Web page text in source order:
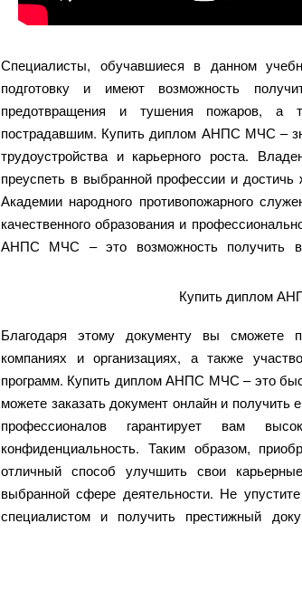
Специалисты, обучавшиеся в данном
подготовку и имеют возможность
предотвращения и тушения пожаров, а
пострадавшим. Купить диплом АНПС МЧС –
трудоустройства и карьерного роста.
преуспеть в выбранной профессии и
Академии народного противопожарного
качественного образования и
АНПС МЧС – это возможность получить
Благодаря этому документу вы сможете
компаниях и организациях, а также
программ. Купить диплом АНПС МЧС – это
можете заказать документ онлайн и
профессионалов гарантирует вам
конфиденциальность. Таким образом,
отличный способ улучшить свои
выбранной сфере деятельности. Не
специалистом и получить престижный